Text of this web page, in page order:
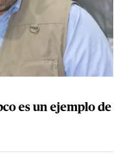
es un ejemplo de